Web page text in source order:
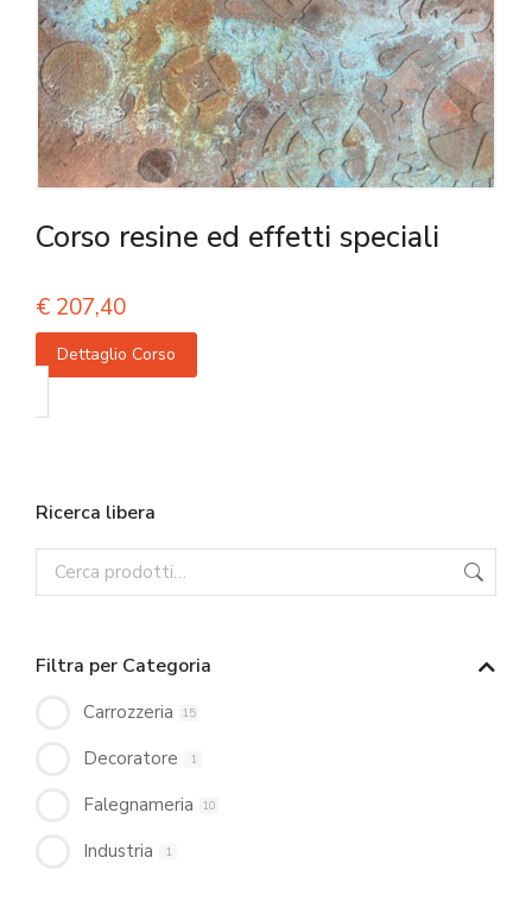
Corso resine ed effetti speciali
€ 207,40
Dettaglio Corso
Ricerca libera
Filtra per Categoria
Carrozzeria 15
Decoratore 1
Falegnameria 10
Industria 1